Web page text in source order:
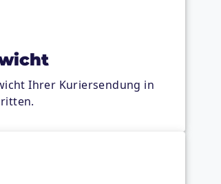
Ihrer Kuriersendung in